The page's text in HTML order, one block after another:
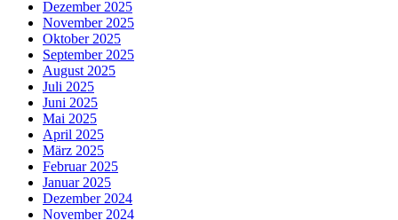
Dezember 2025
November 2025
Oktober 2025
September 2025
August 2025
Juli 2025
Juni 2025
Mai 2025
April 2025
März 2025
Februar 2025
Januar 2025
Dezember 2024
November 2024